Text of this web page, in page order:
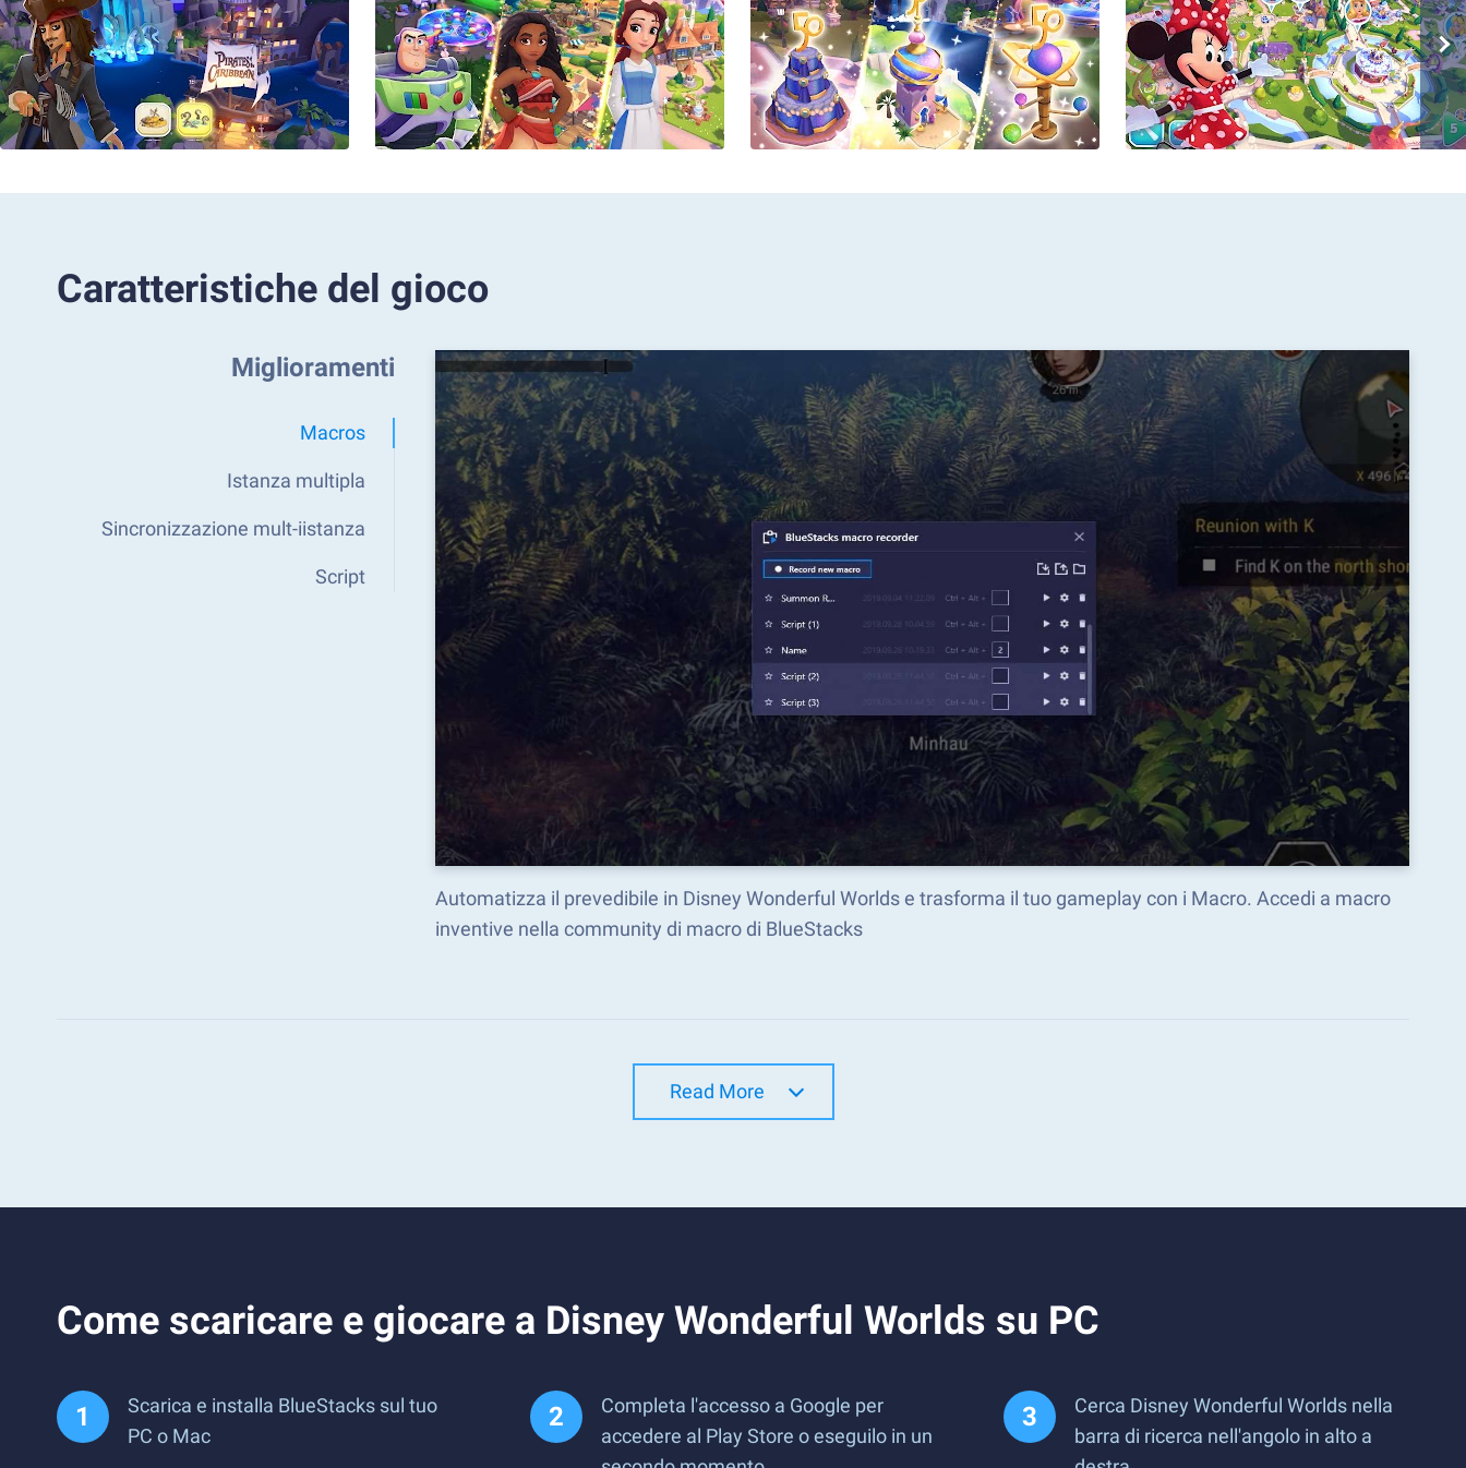
Caratteristiche del gioco
Miglioramenti
Macros
Istanza multipla
Sincronizzazione mult-iistanza
Script
Automatizza il prevedibile in Disney Wonderful Worlds e trasforma il tuo gameplay con i Macro. Accedi a macro
inventive nella community di macro di BlueStacks
Read More
Come scaricare e giocare a Disney Wonderful Worlds su PC
Scarica e installa BlueStacks sul tuo
PC o Mac
Completa l'accesso a Google per
accedere al Play Store o eseguilo in un
Cerca Disney Wonderful Worlds nella
barra di ricerca nell'angolo in alto a